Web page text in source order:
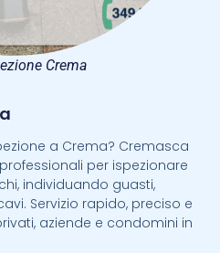
Crema
a Crema? Cremasca
per ispezionare
individuando guasti,
Servizio rapido, preciso e
aziende e condomini in